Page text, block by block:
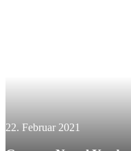
22. Februar 2021